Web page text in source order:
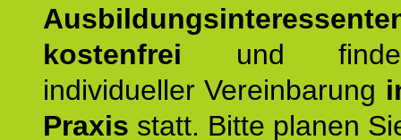
kostenfrei und
individueller Vereinbarung
Praxis statt. Bitte planen